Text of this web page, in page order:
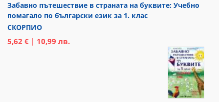
Забавно пътешествие в страната на буквите: Учебно
помагало по български език за 1. клас
СКОРПИО
5,62 € | 10,99 лв.